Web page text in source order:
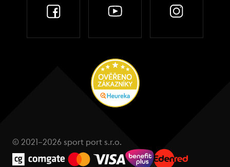
© 2021–2026 sport port s.r.o.